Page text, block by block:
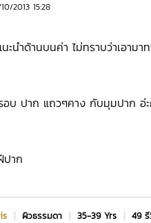
2013 15:28
นำด้านบนค่า ไม่ทราบว่าเอามา
บ ปาก แถวๆคาง กับมุมปาก อ่ะ
ปาก
| ผิวธรรมดา | 35-39 Yrs | 49